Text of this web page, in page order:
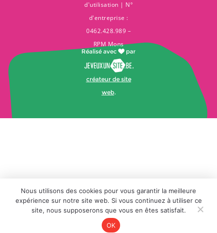
d'utilisation | N°
d'entreprise :
0462.428.989 –
RPM Mons
Réalisé avec par
,
créateur de site
web.
Nous utilisons des cookies pour vous garantir la meilleure
expérience sur notre site web. Si vous continuez à utiliser ce
site, nous supposerons que vous en êtes satisfait.
OK